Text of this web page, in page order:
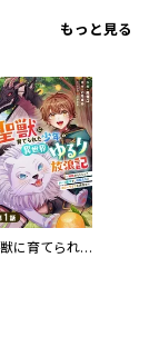
もっと見る
聖獣に育てられた少年の異世界ゆるり放浪記～神様からもらったチート魔法で、仲間たちとスローライフを満喫中～【分冊版】